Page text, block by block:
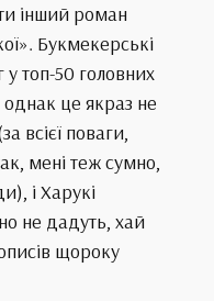
інший роман
Букмекерські
топ-50 головних
однак це якраз не
всієї поваги,
мені теж сумно,
і Харукі
не дадуть, хай
щороку